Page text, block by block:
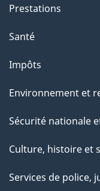
Prestations
Santé
Impôts
Environnement et
Sécurité nationale
Culture, histoire et
Services de police,